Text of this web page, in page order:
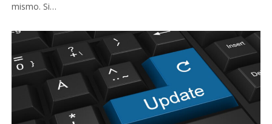
mismo. Si…